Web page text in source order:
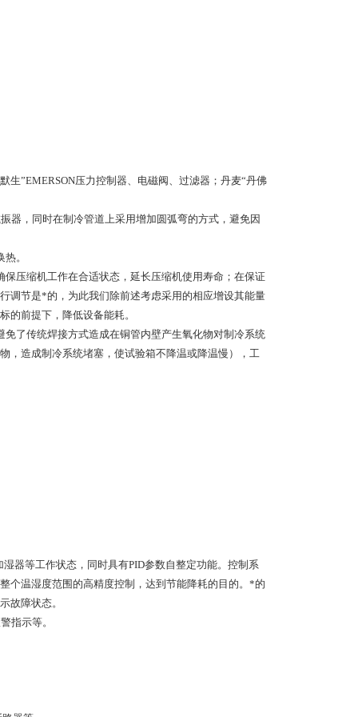
生”EMERSON压力控制器、电磁阀、过滤器；丹麦“丹佛
器，同时在制冷管道上采用增加圆弧弯的方式，避免因
。
压缩机工作在合适状态，延长压缩机使用寿命；在保证
调节是*的，为此我们除前述考虑采用的相应增设其能量
的前提下，降低设备能耗。
了传统焊接方式造成在铜管内壁产生氧化物对制冷系统
，造成制冷系统堵塞，使试验箱不降温或降温慢），工
器等工作状态，同时具有PID参数自整定功能。控制系
个温湿度范围的高精度控制，达到节能降耗的目的。*的
故障状态。
指示等。